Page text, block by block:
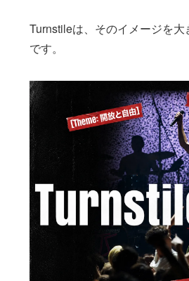
Turnstileは、そのイメージを大
です。